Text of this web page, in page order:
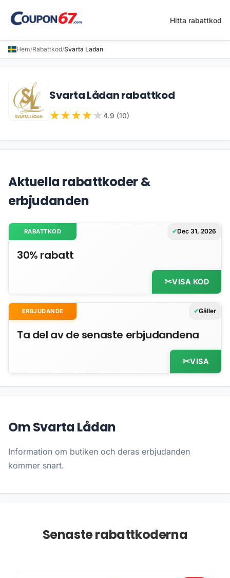
Hitta rabattkod
Hem/Rabattkod/Svarta Ladan
Svarta Lådan rabattkod
★★★★ ★4.9 (10)
Aktuella rabattkoder &
erbjudanden
RABATTKOD Dec 31, 2026
30% rabatt
VISA KOD
ERBJUDANDE Gäller
Ta del av de senaste erbjudandena
VISA
Om Svarta Lådan
Information om butiken och deras erbjudanden
kommer snart.
Senaste rabattkoderna